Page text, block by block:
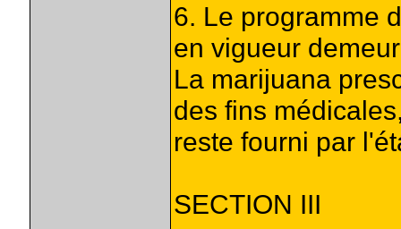
6. Le programme
en vigueur
La marijuana
des fins
reste fourni par
SECTION III